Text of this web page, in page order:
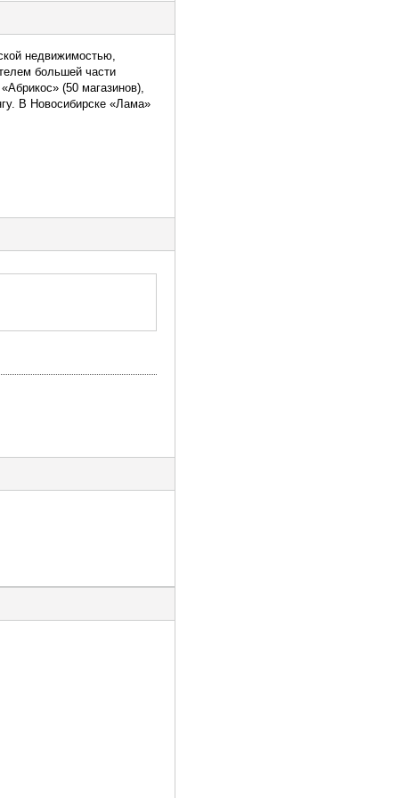
недвижимостью,
большей части
(50 магазинов),
В Новосибирске «Лама»